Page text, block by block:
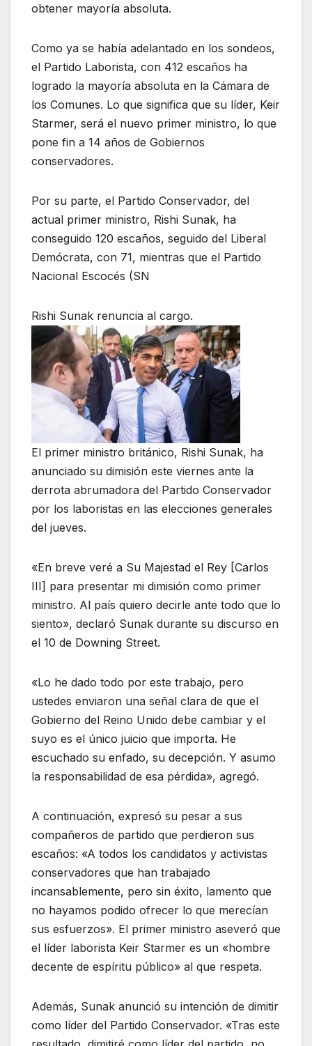
obtener mayoría absoluta.
Como ya se había adelantado en los sondeos,
el Partido Laborista, con 412 escaños ha
logrado la mayoría absoluta en la Cámara de
los Comunes. Lo que significa que su líder, Keir
Starmer, será el nuevo primer ministro, lo que
pone fin a 14 años de Gobiernos
conservadores.
Por su parte, el Partido Conservador, del
actual primer ministro, Rishi Sunak, ha
conseguido 120 escaños, seguido del Liberal
Demócrata, con 71, mientras que el Partido
Nacional Escocés (SN
Rishi Sunak renuncia al cargo.
El primer ministro británico, Rishi Sunak, ha
anunciado su dimisión este viernes ante la
derrota abrumadora del Partido Conservador
por los laboristas en las elecciones generales
del jueves.
«En breve veré a Su Majestad el Rey [Carlos
III] para presentar mi dimisión como primer
ministro. Al país quiero decirle ante todo que lo
siento», declaró Sunak durante su discurso en
el 10 de Downing Street.
«Lo he dado todo por este trabajo, pero
ustedes enviaron una señal clara de que el
Gobierno del Reino Unido debe cambiar y el
suyo es el único juicio que importa. He
escuchado su enfado, su decepción. Y asumo
la responsabilidad de esa pérdida», agregó.
A continuación, expresó su pesar a sus
compañeros de partido que perdieron sus
escaños: «A todos los candidatos y activistas
conservadores que han trabajado
incansablemente, pero sin éxito, lamento que
no hayamos podido ofrecer lo que merecían
sus esfuerzos». El primer ministro aseveró que
el líder laborista Keir Starmer es un «hombre
decente de espíritu público» al que respeta.
Además, Sunak anunció su intención de dimitir
como líder del Partido Conservador. «Tras este